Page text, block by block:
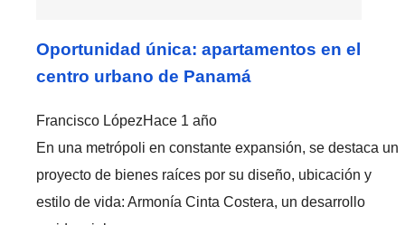
Oportunidad única: apartamentos en el
centro urbano de Panamá
Francisco LópezHace 1 año
En una metrópoli en constante expansión, se destaca un
proyecto de bienes raíces por su diseño, ubicación y
estilo de vida: Armonía Cinta Costera, un desarrollo